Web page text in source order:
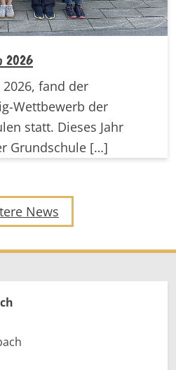
2026
fand der
Wettbewerb der
statt. Dieses Jahr
Grundschule […]
News